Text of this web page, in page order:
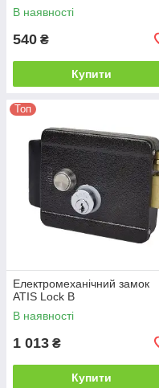
В наявності
540 ₴
Купити
Топ
Електромеханічний замок
ATIS Lock B
В наявності
1 013 ₴
Купити